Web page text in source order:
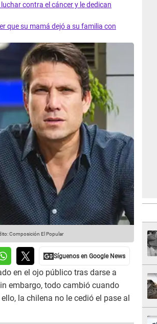
contra el cáncer y le dedican
que su mamá dejó a su familia con
Composición El Popular
en el ojo público tras darse a
embargo, todo cambió cuando
la chilena no le cedió el pase al